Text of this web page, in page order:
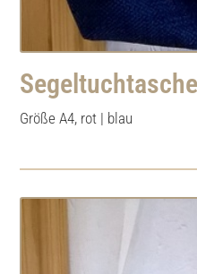
Größe A4, rot | blau